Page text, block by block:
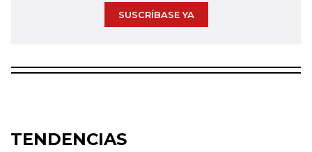
SUSCRÍBASE YA
TENDENCIAS